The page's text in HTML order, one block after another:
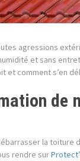
agressions
et sans
et comment s’en
de
la toiture
rendre sur